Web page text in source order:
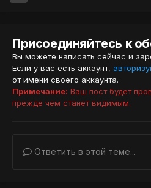
Присоединяйтесь к
Вы можете написать сейчас и
Если у вас есть аккаунт,
от имени своего аккаунта.
Примечание: Ваш пост будет
прежде чем станет видимым.
Ответить в этой теме...